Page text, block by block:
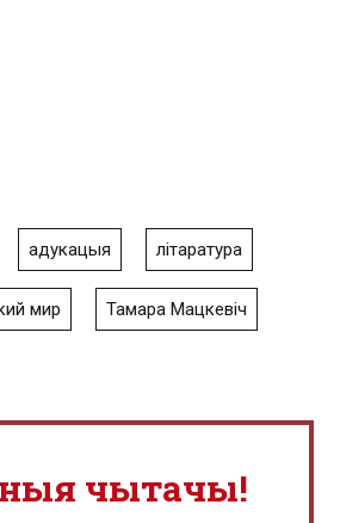
адукацыя літаратура
мир Тамара Мацкевіч
чытачы!